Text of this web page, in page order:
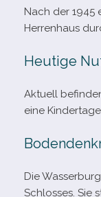
Nach der 1945
Herrenhaus
Heutige
Aktuell
eine
Die
Schlosses. Sie